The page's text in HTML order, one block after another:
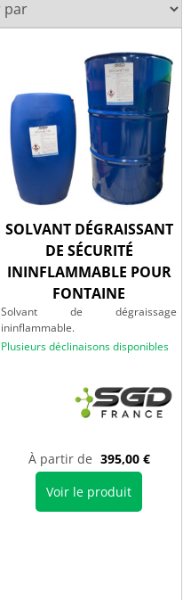
SOLVANT DÉGRAISSANT
DE SÉCURITÉ
ININFLAMMABLE POUR
FONTAINE
Solvant de dégraissage
ininflammable.
Plusieurs déclinaisons disponibles
À partir de 395,00 €
Voir le produit